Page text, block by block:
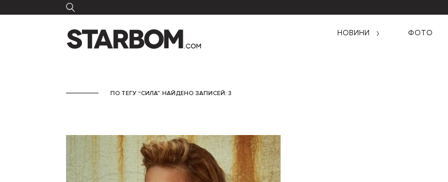
НОВИНИ ФОТО
ПО ТЕГУ “СИЛА” НАЙДЕНО ЗАПИСЕЙ: 3